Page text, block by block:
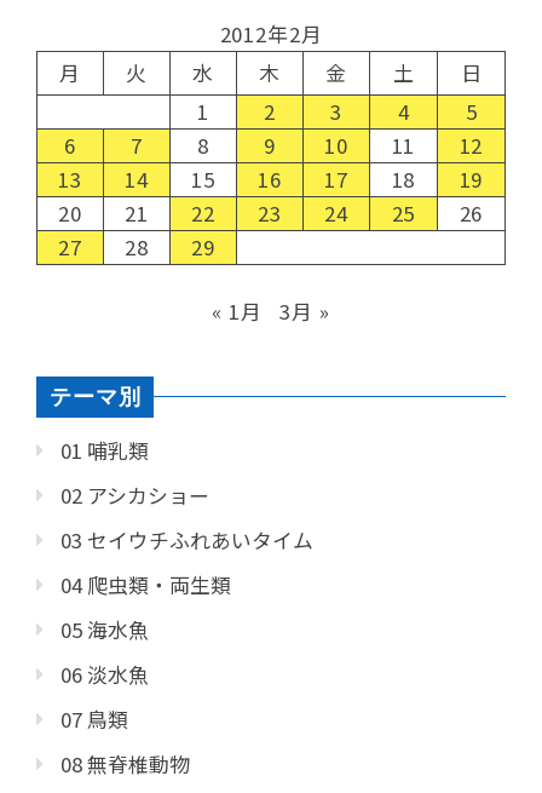
2012年2月
月
火 水 木 金 土
日
1
2 3 4
5
6
7 8 9 10 11
12
13
14 15 16 17 18
19
20
21 22 23 24 25
26
27
28 29
« 1月 3月 »
テーマ別
01 哺乳類
02 アシカショー
03 セイウチふれあいタイム
04 爬虫類・両生類
05 海水魚
06 淡水魚
07 鳥類
08 無脊椎動物